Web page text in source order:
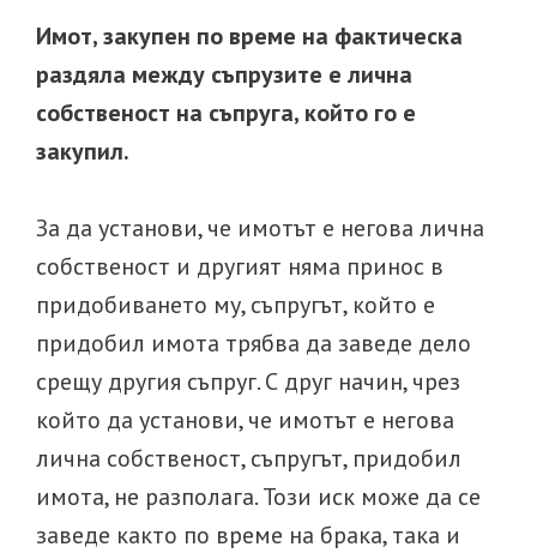
с
Имот, закупен по време на фактическа
раздяла между съпрузите е лична
собственост на съпруга, който го е
закупил.
За да установи, че имотът е негова лична
собственост и другият няма принос в
придобиването му, съпругът, който е
придобил имота трябва да заведе дело
срещу другия съпруг. С друг начин, чрез
който да установи, че имотът е негова
лична собственост, съпругът, придобил
имота, не разполага. Този иск може да се
заведе както по време на брака, така и